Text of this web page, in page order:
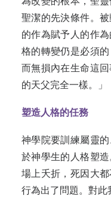
聖潔的先決條件。
的作為賦予人的作
格的轉變仍是必須
而無損內在生命這
的天父完全一樣。」
塑造人格的任務
神學院要訓練屬靈
於神學生的人格塑
場上夭折，死因大
行為出了問題。對此